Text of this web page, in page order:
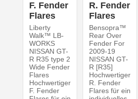
F. Fender
Flares
Liberty
Walk™ LB-
WORKS
NISSAN GT-
R R35 type 2
Wide Fender
Flares
Hochwertiger
F. Fender
R. Fender
Flares
Bensopra™
Rear Over
Fender For
2009-19
NISSAN GT-
R [R35]
Hochwertiger
R. Fender
Flares für ein